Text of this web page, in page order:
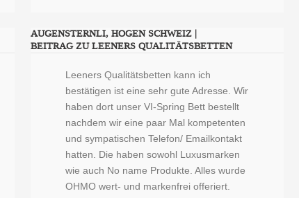
AUGENSTERNLI, HOGEN SCHWEIZ |
BEITRAG ZU LEENERS QUALITÄTSBETTEN
Leeners Qualitätsbetten kann ich
bestätigen ist eine sehr gute Adresse. Wir
haben dort unser VI-Spring Bett bestellt
nachdem wir eine paar Mal kompetenten
und sympatischen Telefon/ Emailkontakt
hatten. Die haben sowohl Luxusmarken
wie auch No name Produkte. Alles wurde
OHMO wert- und markenfrei offeriert.